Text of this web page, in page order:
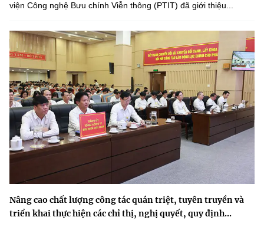
viện Công nghệ Bưu chính Viễn thông (PTIT) đã giới thiệu...
Nâng cao chất lượng công tác quán triệt, tuyên truyền và
triển khai thực hiện các chỉ thị, nghị quyết, quy định...